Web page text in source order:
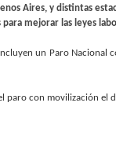
Aires, y distintas
mejorar las leyes
un Paro
con movilización el